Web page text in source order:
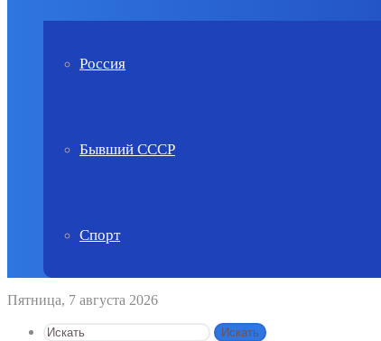
Россия
Бывший СССР
Спорт
Пятница, 7 августа 2026
Искать